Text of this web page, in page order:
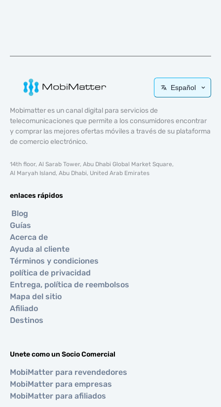
Español
Mobimatter es un canal digital para servicios de
telecomunicaciones que permite a los consumidores encontrar
y comprar las mejores ofertas móviles a través de su plataforma
de comercio electrónico.
14th floor, Al Sarab Tower, Abu Dhabi Global Market Square,
Al Maryah Island, Abu Dhabi, United Arab Emirates
enlaces rápidos
Blog
Guías
Acerca de
Ayuda al cliente
Términos y condiciones
política de privacidad
Entrega, política de reembolsos
Mapa del sitio
Afiliado
Destinos
Unete como un Socio Comercial
MobiMatter para revendedores
MobiMatter para empresas
MobiMatter para afiliados